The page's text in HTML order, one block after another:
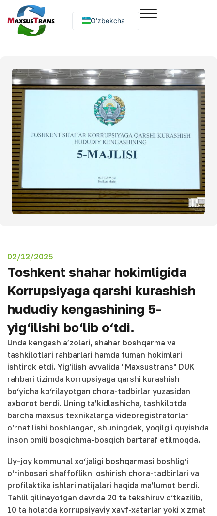
O‘zbekcha
Русский
02/12/2025
Toshkent shahar hokimligida
Korrupsiyaga qarshi kurashish
hududiy kengashining 5-
yig‘ilishi bo‘lib o‘tdi.
Unda kengash a’zolari, shahar boshqarma va
tashkilotlari rahbarlari hamda tuman hokimlari
ishtirok etdi. Yig‘ilish avvalida "Maxsustrans" DUK
rahbari tizimda korrupsiyaga qarshi kurashish
bo‘yicha ko‘rilayotgan chora-tadbirlar yuzasidan
axborot berdi. Uning ta’kidlashicha, tashkilotda
barcha maxsus texnikalarga videoregistratorlar
o‘rnatilishi boshlangan, shuningdek, yoqilg‘i quyishda
inson omili bosqichma-bosqich bartaraf etilmoqda.
Uy-joy kommunal xo‘jaligi boshqarmasi boshlig‘i
o‘rinbosari shaffoflikni oshirish chora-tadbirlari va
profilaktika ishlari natijalari haqida ma’lumot berdi.
Tahlil qilinayotgan davrda 20 ta tekshiruv o‘tkazilib,
10 ta holatda korrupsiyaviy xavf-xatarlar yoki xizmat